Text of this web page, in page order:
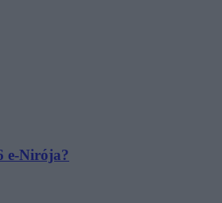
e-Nirója?